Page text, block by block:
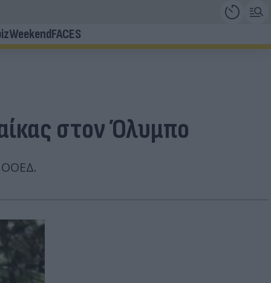
WeekendFACES
στον Όλυμπο
ΟΟΕΔ.